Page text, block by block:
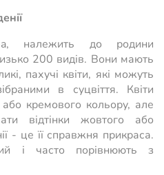
належить до родини
200 видів. Вони мають
пахучі квіти, які можуть
в суцвіття. Квіти
або кремового кольору, але
відтінки жовтого або
- це її справжня прикраса.
і часто порівнюють з